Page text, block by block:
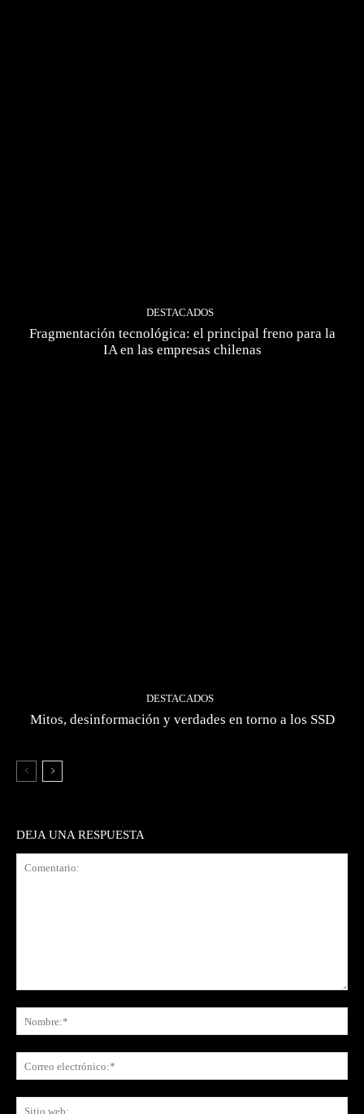
DESTACADOS
Fragmentación tecnológica: el principal freno para la
IA en las empresas chilenas
DESTACADOS
Mitos, desinformación y verdades en torno a los SSD
DEJA UNA RESPUESTA